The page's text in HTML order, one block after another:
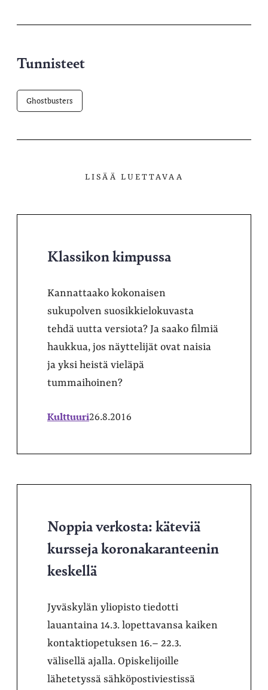
Tunnisteet
Ghostbusters
LISÄÄ LUETTAVAA
Klassikon kimpussa
Kannattaako kokonaisen
sukupolven suosikkielokuvasta
tehdä uutta versiota? Ja saako filmiä
haukkua, jos näyttelijät ovat naisia
ja yksi heistä vieläpä
tummaihoinen?
Kulttuuri26.8.2016
Noppia verkosta: käteviä
kursseja koronakaranteenin
keskellä
Jyväskylän yliopisto tiedotti
lauantaina 14.3. lopettavansa kaiken
kontaktiopetuksen 16.– 22.3.
välisellä ajalla. Opiskelijoille
lähetetyssä sähköpostiviestissä